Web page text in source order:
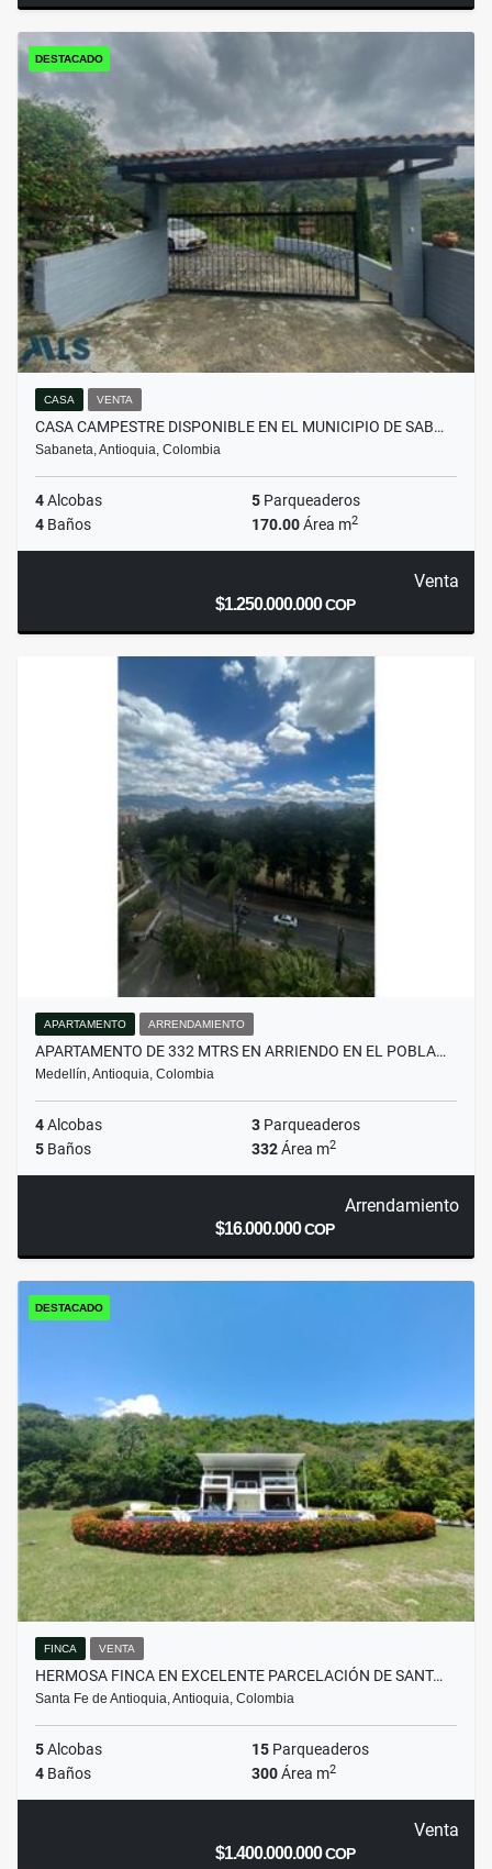
DESTACADO
CASA VENTA
CASA CAMPESTRE DISPONIBLE EN EL MUNICIPIO DE SAB…
Sabaneta, Antioquia, Colombia
4Alcobas 5 Parqueaderos
4 Baños 170.00Área m2
Venta
$1.250.000.000COP
APARTAMENTO ARRENDAMIENTO
APARTAMENTO DE 332 MTRS EN ARRIENDO EN EL POBLA…
Medellín, Antioquia, Colombia
4Alcobas 3 Parqueaderos
5 Baños 332Área m2
Arrendamiento
$16.000.000COP
DESTACADO
FINCA VENTA
HERMOSA FINCA EN EXCELENTE PARCELACIÓN DE SANT…
Santa Fe de Antioquia, Antioquia, Colombia
5Alcobas 15 Parqueaderos
4 Baños 300Área m2
Venta
$1.400.000.000COP